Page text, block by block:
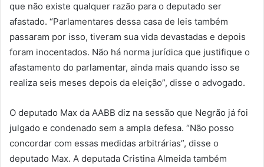
que não existe qualquer razão para o deputado ser
afastado. “Parlamentares dessa casa de leis também
passaram por isso, tiveram sua vida devastadas e depois
foram inocentados. Não há norma jurídica que justifique o
afastamento do parlamentar, ainda mais quando isso se
realiza seis meses depois da eleição”, disse o advogado.
O deputado Max da AABB diz na sessão que Negrão já foi
julgado e condenado sem a ampla defesa. “Não posso
concordar com essas medidas arbitrárias”, disse o
deputado Max. A deputada Cristina Almeida também